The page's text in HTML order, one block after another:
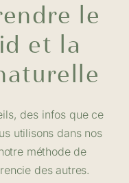
le
et la
des infos que ce
utilisons dans nos
méthode de
des autres.